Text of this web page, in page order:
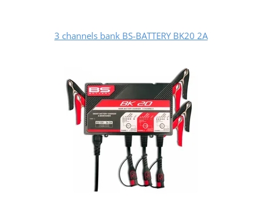
3 channels bank BS-BATTERY BK20 2A